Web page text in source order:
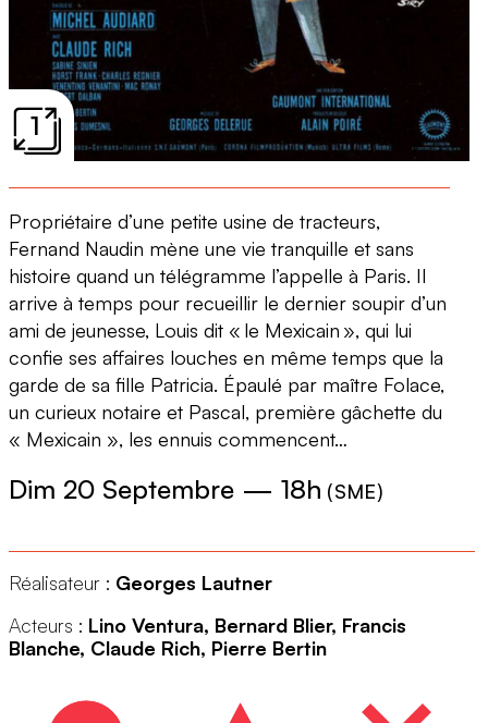
1
Propriétaire d’une petite usine de tracteurs,
Fernand Naudin mène une vie tranquille et sans
histoire quand un télégramme l’appelle à Paris. Il
arrive à temps pour recueillir le dernier soupir d’un
ami de jeunesse, Louis dit « le Mexicain », qui lui
confie ses affaires louches en même temps que la
garde de sa fille Patricia. Épaulé par maître Folace,
un curieux notaire et Pascal, première gâchette du
« Mexicain », les ennuis commencent…
Dim 20 Septembre — 18h (SME)
Réalisateur : Georges Lautner
Acteurs : Lino Ventura, Bernard Blier, Francis
Blanche, Claude Rich, Pierre Bertin